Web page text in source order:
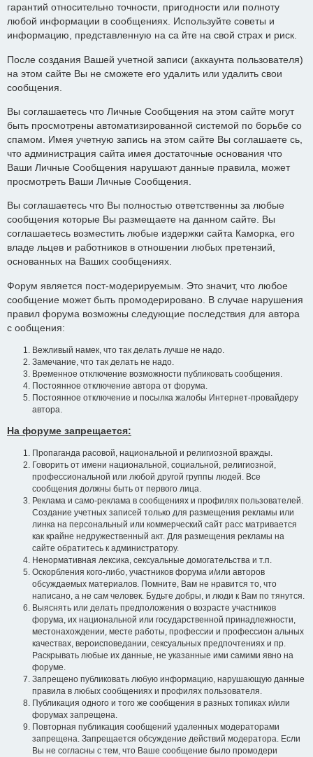
гарантий относительно точности, пригодности или полноту
любой информации в сообщениях. Используйте советы и
информацию, представленную на са йте на свой страх и риск.
После создания Вашей учетной записи (аккаунта пользователя)
на этом сайте Вы не сможете его удалить или удалить свои
сообщения.
Вы соглашаетесь что Личные Сообщения на этом сайте могут
быть просмотрены автоматизированной системой по борьбе со
спамом. Имея учетную запись на этом сайте Вы соглашаете сь,
что администрация сайта имея достаточные основания что
Ваши Личные Сообщения нарушают данные правила, может
просмотреть Ваши Личные Сообщения.
Вы соглашаетесь что Вы полностью ответственны за любые
сообщения которые Вы размещаете на данном сайте. Вы
соглашаетесь возместить любые издержки сайта Каморка, его
владе льцев и работников в отношении любых претензий,
основанных на Ваших сообщениях.
Форум является пост-модерируемым. Это значит, что любое
сообщение может быть промодерировано. В случае нарушения
правил форума возможны следующие последствия для автора
с ообщения:
Вежливый намек, что так делать лучше не надо.
Замечание, что так делать не надо.
Временное отключение возможности публиковать сообщения.
Постоянное отключение автора от форума.
Постоянное отключение и посылка жалобы Интернет-провайдеру
автора.
На форуме запрещается:
Пропаганда расовой, национальной и религиозной вражды.
Говорить от имени национальной, социальной, религиозной,
профессиональной или любой другой группы людей. Все
сообщения должны быть от первого лица.
Реклама и само-реклама в сообщениях и профилях пользователей.
Создание учетных записей только для размещения рекламы или
линка на персональный или коммерческий сайт расс матривается
как крайне недружественный акт. Для размещения рекламы на
сайте обратитесь к администратору.
Ненормативная лексика, сексуальные домогательства и т.п.
Оскорбления кого-либо, участников форума и/или авторов
обсуждаемых материалов. Помните, Вам не нравится то, что
написано, а не сам человек. Будьте добры, и люди к Вам по тянутся.
Выяснять или делать предположения о возрасте участников
форума, их национальной или государственной принадлежности,
местонахождении, месте работы, профессии и профессион альных
качествах, вероисповедании, сексуальных предпочтениях и пр.
Раскрывать любые их данные, не указанные ими самими явно на
форуме.
Запрещено публиковать любую информацию, нарушающую данные
правила в любых сообщениях и профилях пользователя.
Публикация одного и того же сообщения в разных топиках и/или
форумах запрещена.
Повторная публикация сообщений удаленных модераторами
запрещена. Запрещается обсуждение действий модератора. Если
Вы не согласны с тем, что Ваше сообщение было промодери